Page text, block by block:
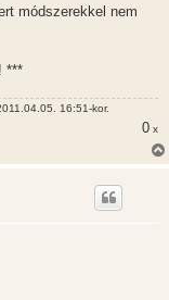
módszerekkel nem
***
16:51-kor.
0 x